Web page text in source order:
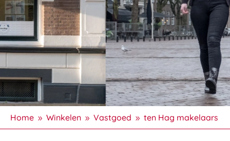
Home 9 Winkelen 9 Vastgoed 9 ten Hag makelaars